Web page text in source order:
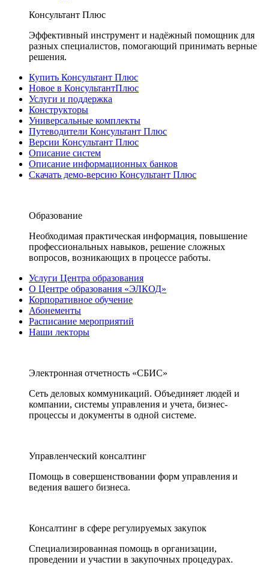
Консультант Плюс
Эффективный инструмент и надёжный помощник для
разных специалистов, помогающий принимать верные
решения.
Купить Консультант Плюс
Новое в КонсультантПлюс
Услуги и поддержка
Конструкторы
Универсальные комплекты
Путеводители Консультант Плюс
Версии Консультант Плюс
Описание систем
Описание информационных банков
Скачать демо-версию Консультант Плюс
Образование
Необходимая практическая информация, повышение
профессиональных навыков, решение сложных
вопросов, возникающих в процессе работы.
Услуги Центра образования
О Центре образования «ЭЛКОД»
Корпоративное обучение
Абонементы
Расписание мероприятий
Наши лекторы
Электронная отчетность «СБИС»
Сеть деловых коммуникаций. Объединяет людей и
компании, системы управления и учета, бизнес-
процессы и документы в одной системе.
Управленческий консалтинг
Помощь в совершенствовании форм управления и
ведения вашего бизнеса.
Консалтинг в сфере регулируемых закупок
Специализированная помощь в организации,
проведении и участии в закупочных процедурах.